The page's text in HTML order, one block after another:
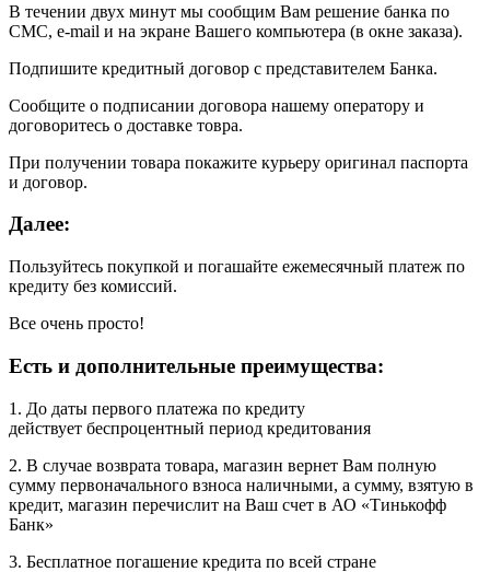
В течении двух минут мы сообщим Вам решение банка по
СМС, e-mail и на экране Вашего компьютера (в окне заказа).
Подпишите кредитный договор с представителем Банка.
Сообщите о подписании договора нашему оператору и
договоритесь о доставке товра.
При получении товара покажите курьеру оригинал паспорта
и договор.
Далее:
Пользуйтесь покупкой и погашайте ежемесячный платеж по
кредиту без комиссий.
Все очень просто!
Есть и дополнительные преимущества:
1. До даты первого платежа по кредиту
действует беспроцентный период кредитования
2. В случае возврата товара, магазин вернет Вам полную
сумму первоначального взноса наличными, а сумму, взятую в
кредит, магазин перечислит на Ваш счет в АО «Тинькофф
Банк»
3. Бесплатное погашение кредита по всей стране